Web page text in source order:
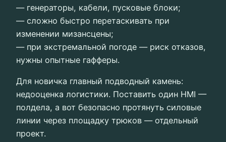
— генераторы, кабели, пусковые блоки;
— сложно быстро перетаскивать при
изменении мизансцены;
— при экстремальной погоде — риск отказов,
нужны опытные гафферы.
Для новичка главный подводный камень:
недооценка логистики. Поставить один HMI —
полдела, а вот безопасно протянуть силовые
линии через площадку трюков — отдельный
проект.